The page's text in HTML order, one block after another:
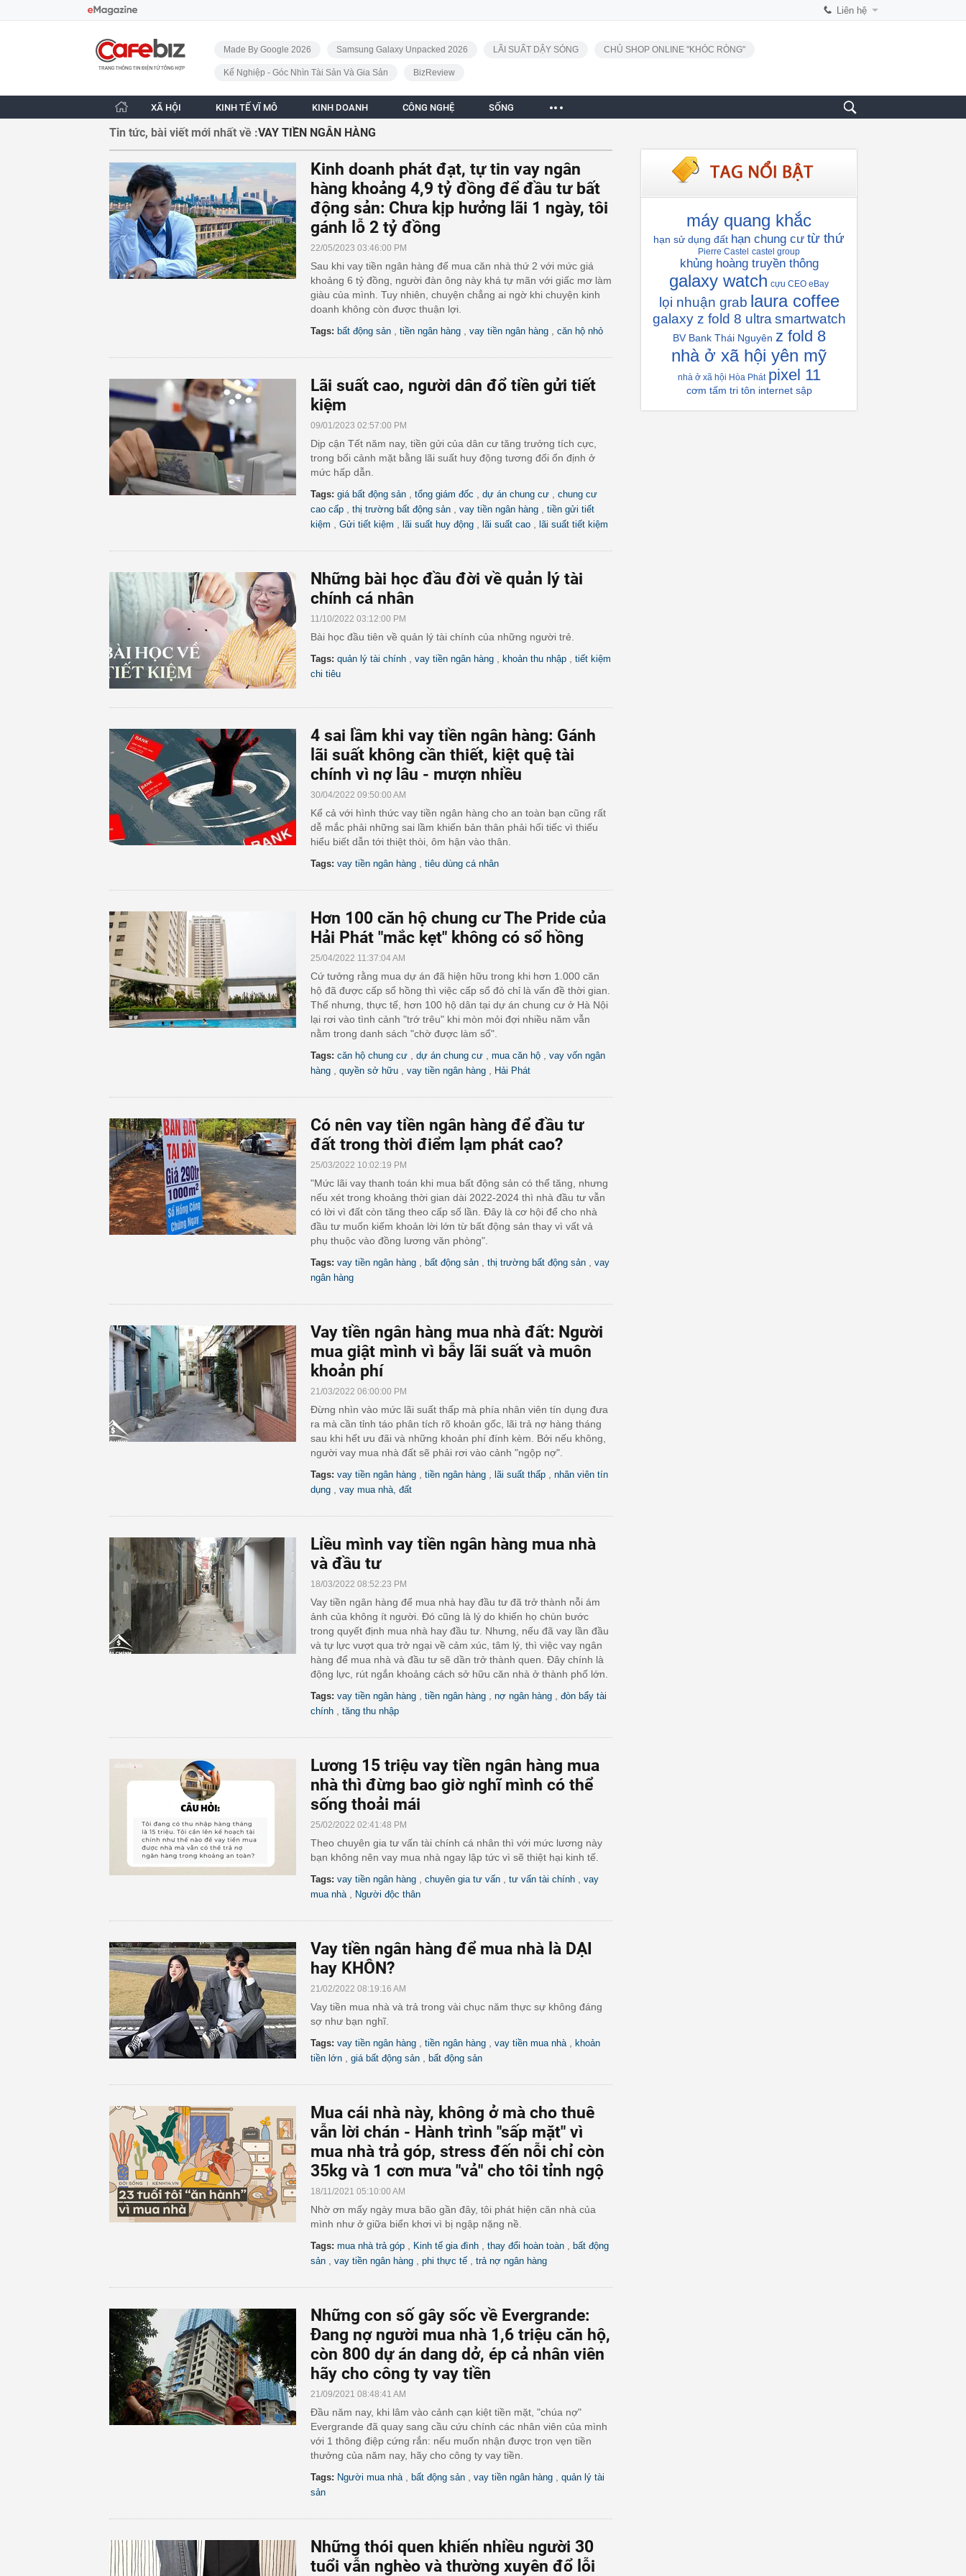
Liên hệ
CafeBiz - Trang chủ
Made By Google 2026
Samsung Galaxy Unpacked 2026 LÃI SUẤT DẬY SÓNG CHỦ SHOP ONLINE "KHÓC RÒNG"
Kế Nghiệp - Góc Nhìn Tài Sản Và Gia Sản BizReview
XÃ HỘI KINH TẾ VĨ MÔ KINH DOANH CÔNG NGHỆ SỐNG
Tin tức, bài viết mới nhất về :VAY TIỀN NGÂN HÀNG
Kinh doanh phát đạt, tự tin vay ngân
hàng khoảng 4,9 tỷ đồng để đầu tư bất
động sản: Chưa kịp hưởng lãi 1 ngày, tôi
gánh lỗ 2 tỷ đồng
22/05/2023 03:46:00 PM
Sau khi vay tiền ngân hàng để mua căn nhà thứ 2 với mức giá
khoảng 6 tỷ đồng, người đàn ông này khá tự mãn với giấc mơ làm
giàu của mình. Tuy nhiên, chuyện chẳng ai ngờ khi chuyện kinh
doanh không còn được thuận lợi.
Tags: bất động sản tiền ngân hàng vay tiền ngân hàng căn hộ nhỏ
Lãi suất cao, người dân đổ tiền gửi tiết
kiệm
09/01/2023 02:57:00 PM
Dịp cận Tết năm nay, tiền gửi của dân cư tăng trưởng tích cực,
trong bối cảnh mặt bằng lãi suất huy động tương đối ổn định ở
mức hấp dẫn.
Tags: giá bất động sản tổng giám đốc dự án chung cư
chung cư
cao cấp
thị trường bất động sản vay tiền ngân hàng
tiền gửi tiết
kiệm
Gửi tiết kiệm lãi suất huy động lãi suất cao lãi suất tiết kiệm
Những bài học đầu đời về quản lý tài
chính cá nhân
11/10/2022 03:12:00 PM
Bài học đầu tiên về quản lý tài chính của những người trẻ.
Tags: quản lý tài chính vay tiền ngân hàng khoản thu nhập
tiết kiệm
chi tiêu
4 sai lầm khi vay tiền ngân hàng: Gánh
lãi suất không cần thiết, kiệt quệ tài
chính vì nợ lâu - mượn nhiều
30/04/2022 09:50:00 AM
Kể cả với hình thức vay tiền ngân hàng cho an toàn bạn cũng rất
dễ mắc phải những sai lầm khiến bản thân phải hối tiếc vì thiếu
hiểu biết dẫn tới thiệt thòi, ôm hận vào thân.
Tags: vay tiền ngân hàng tiêu dùng cá nhân
Hơn 100 căn hộ chung cư The Pride của
Hải Phát "mắc kẹt" không có sổ hồng
25/04/2022 11:37:04 AM
Cứ tưởng rằng mua dự án đã hiện hữu trong khi hơn 1.000 căn
hộ đã được cấp sổ hồng thì việc cấp sổ đỏ chỉ là vấn đề thời gian.
Thế nhưng, thực tế, hơn 100 hộ dân tại dự án chung cư ở Hà Nội
lại rơi vào tình cảnh "trớ trêu" khi mòn mỏi đợi nhiều năm vẫn
nằm trong danh sách "chờ được làm sổ".
Tags: căn hộ chung cư dự án chung cư mua căn hộ
vay vốn ngân
hàng
quyền sở hữu vay tiền ngân hàng Hải Phát
Có nên vay tiền ngân hàng để đầu tư
đất trong thời điểm lạm phát cao?
25/03/2022 10:02:19 PM
"Mức lãi vay thanh toán khi mua bất động sản có thể tăng, nhưng
nếu xét trong khoảng thời gian dài 2022-2024 thì nhà đầu tư vẫn
có lời vì đất còn tăng theo cấp số lần. Đây là cơ hội để cho nhà
đầu tư muốn kiếm khoản lời lớn từ bất động sản thay vì vất vả
phụ thuộc vào đồng lương văn phòng".
Tags: vay tiền ngân hàng bất động sản thị trường bất động sản
vay
ngân hàng
Vay tiền ngân hàng mua nhà đất: Người
mua giật mình vì bẫy lãi suất và muôn
khoản phí
21/03/2022 06:00:00 PM
Đừng nhìn vào mức lãi suất thấp mà phía nhân viên tín dụng đưa
ra mà cần tỉnh táo phân tích rõ khoản gốc, lãi trả nợ hàng tháng
sau khi hết ưu đãi và những khoản phí đính kèm. Bởi nếu không,
người vay mua nhà đất sẽ phải rơi vào cảnh "ngộp nợ".
Tags: vay tiền ngân hàng tiền ngân hàng lãi suất thấp
nhân viên tín
dụng
vay mua nhà, đất
Liều mình vay tiền ngân hàng mua nhà
và đầu tư
18/03/2022 08:52:23 PM
Vay tiền ngân hàng để mua nhà hay đầu tư đã trở thành nỗi ám
ảnh của không ít người. Đó cũng là lý do khiến họ chùn bước
trong quyết định mua nhà hay đầu tư. Nhưng, nếu đã vay lần đầu
và tự lực vượt qua trở ngại về cảm xúc, tâm lý, thì việc vay ngân
hàng để mua nhà và đầu tư sẽ dần trở thành quen. Đây chính là
động lực, rút ngắn khoảng cách sở hữu căn nhà ở thành phố lớn.
Tags: vay tiền ngân hàng tiền ngân hàng nợ ngân hàng
đòn bẩy tài
chính
tăng thu nhập
Lương 15 triệu vay tiền ngân hàng mua
nhà thì đừng bao giờ nghĩ mình có thể
sống thoải mái
25/02/2022 02:41:48 PM
Theo chuyên gia tư vấn tài chính cá nhân thì với mức lương này
bạn không nên vay mua nhà ngay lập tức vì sẽ thiệt hại kinh tế.
Tags: vay tiền ngân hàng chuyên gia tư vấn tư vấn tài chính
vay
mua nhà
Người độc thân
Vay tiền ngân hàng để mua nhà là DẠI
hay KHÔN?
21/02/2022 08:19:16 AM
Vay tiền mua nhà và trả trong vài chục năm thực sự không đáng
sợ như bạn nghĩ.
Tags: vay tiền ngân hàng tiền ngân hàng vay tiền mua nhà
khoản
tiền lớn
giá bất động sản bất động sản
Mua cái nhà này, không ở mà cho thuê
vẫn lời chán - Hành trình "sấp mặt" vì
mua nhà trả góp, stress đến nỗi chỉ còn
35kg và 1 cơn mưa "vả" cho tôi tỉnh ngộ
18/11/2021 05:10:00 AM
Nhờ ơn mấy ngày mưa bão gần đây, tôi phát hiện căn nhà của
mình như ở giữa biển khơi vì bị ngập nặng nề.
Tags: mua nhà trả góp Kinh tế gia đình thay đổi hoàn toàn
bất động
sản
vay tiền ngân hàng phi thực tế trả nợ ngân hàng
Những con số gây sốc về Evergrande:
Đang nợ người mua nhà 1,6 triệu căn hộ,
còn 800 dự án dang dở, ép cả nhân viên
hãy cho công ty vay tiền
21/09/2021 08:48:41 AM
Đầu năm nay, khi lâm vào cảnh cạn kiệt tiền mặt, "chúa nợ"
Evergrande đã quay sang cầu cứu chính các nhân viên của mình
với 1 thông điệp cứng rắn: nếu muốn nhận được trọn vẹn tiền
thưởng của năm nay, hãy cho công ty vay tiền.
Tags: Người mua nhà bất động sản vay tiền ngân hàng
quản lý tài
sản
Những thói quen khiến nhiều người 30
tuổi vẫn nghèo và thường xuyên đổ lỗi
máy quang khắc
hạn sử dụng đất hạn chung cư từ thứ
Pierre Castel castel group
khủng hoàng truyền thông
galaxy watch cựu CEO eBay
lọi nhuận grab laura coffee
galaxy z fold 8 ultra smartwatch
BV Bank Thái Nguyên z fold 8
nhà ở xã hội yên mỹ
nhà ở xã hội Hòa Phát pixel 11
cơm tấm tri tôn internet sập